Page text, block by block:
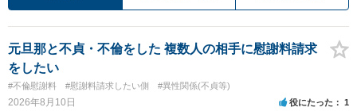
元旦那と不貞・不倫をした 複数人の相手に慰謝料請求
をしたい
#不倫慰謝料 #慰謝料請求したい側 #異性関係(不貞等)
2026年8月10日 役にたった 1